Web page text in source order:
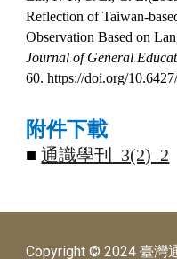
Reflection of Taiwan-
Observation Based on
Journal of General
60. https://doi.org/
附件下載
■ 通識學刊 _3(2)_2
Copyright © 2024 臺灣